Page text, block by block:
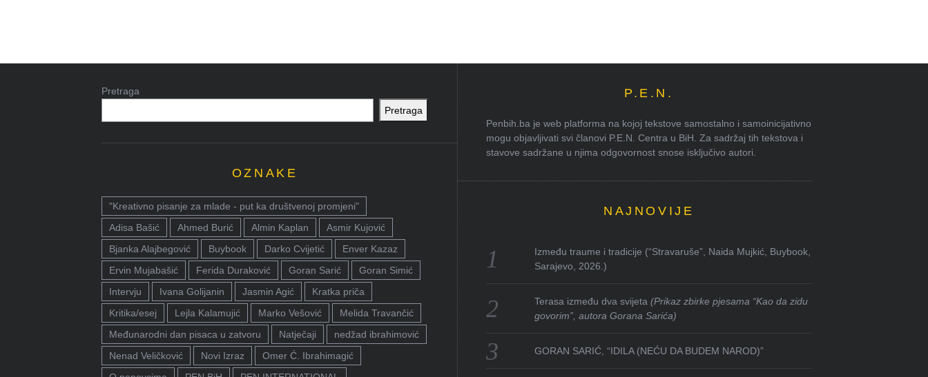
Pretraga
Pretraga
OZNAKE
"Kreativno pisanje za mlade - put ka društvenoj promjeni"
Adisa Bašić
Ahmed Burić Almin Kaplan
Asmir Kujović
Bjanka Alajbegović
Buybook Darko Cvijetić
Enver Kazaz
Ervin Mujabašić
Ferida Duraković Goran Sarić
Goran Simić
Intervju
Ivana Golijanin Jasmin Agić
Kratka priča
Kritika/esej
Lejla Kalamujić Marko Vešović
Melida Travančić
Međunarodni dan pisaca u zatvoru
Natječaji
nedžad ibrahimović
Nenad Veličković
Novi Izraz
Omer Ć. Ibrahimagić
P.E.N.
Penbih.ba je web platforma na kojoj tekstove samostalno i samoinicijativno
mogu objavljivati svi članovi P.E.N. Centra u BiH. Za sadržaj tih tekstova i
stavove sadržane u njima odgovornost snose isključivo autori.
NAJNOVIJE
Između traume i tradicije (“Stravaruše”, Naida Mujkić, Buybook,
Sarajevo, 2026.)
Terasa između dva svijeta(Prikaz zbirke pjesama “Kao da zidu
govorim”, autora Gorana Sarića)
GORAN SARIĆ, “IDILA (NEĆU DA BUDEM NAROD)”